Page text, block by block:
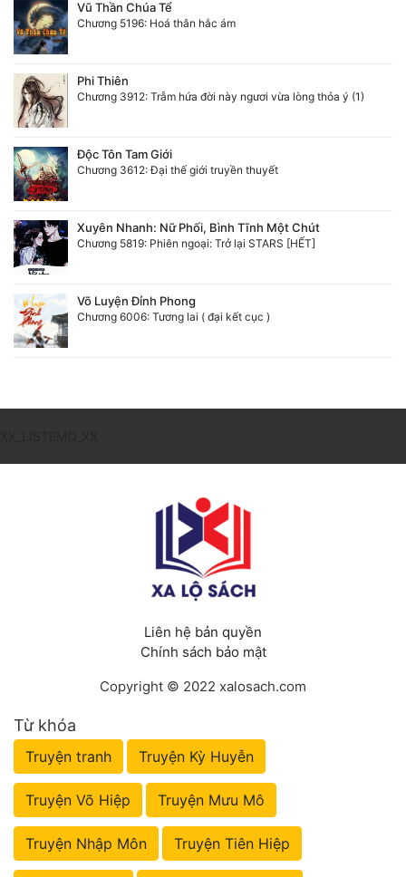
Vũ Thần Chúa Tể
Chương 5196: Hoá thân hắc ám
Phi Thiên
Chương 3912: Trẫm hứa đời này ngươi vừa lòng thỏa ý (1)
Độc Tôn Tam Giới
Chương 3612: Đại thế giới truyền thuyết
Xuyên Nhanh: Nữ Phối, Bình Tĩnh Một Chút
Chương 5819: Phiên ngoại: Trở lại STARS [HẾT]
Võ Luyện Đỉnh Phong
Chương 6006: Tương lai ( đại kết cục )
Liên hệ bản quyền
Chính sách bảo mật
Copyright © 2022 xalosach.com
Từ khóa
Truyện tranh Truyện Kỳ Huyễn
Truyện Võ Hiệp Truyện Mưu Mô
Truyện Nhập Môn Truyện Tiên Hiệp